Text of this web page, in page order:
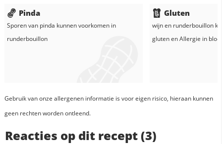
Pinda
Sporen van pinda kunnen voorkomen in
runderbouillon
Gluten
wijnen runderbouillon
gluten enAllergie in
Gebruik van onze allergenen informatie is voor eigen risico, hieraan kunnen
geen rechten worden ontleend.
Reacties op dit recept (3)